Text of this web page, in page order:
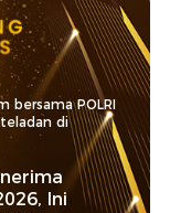
bersama POLRI
di
Ini